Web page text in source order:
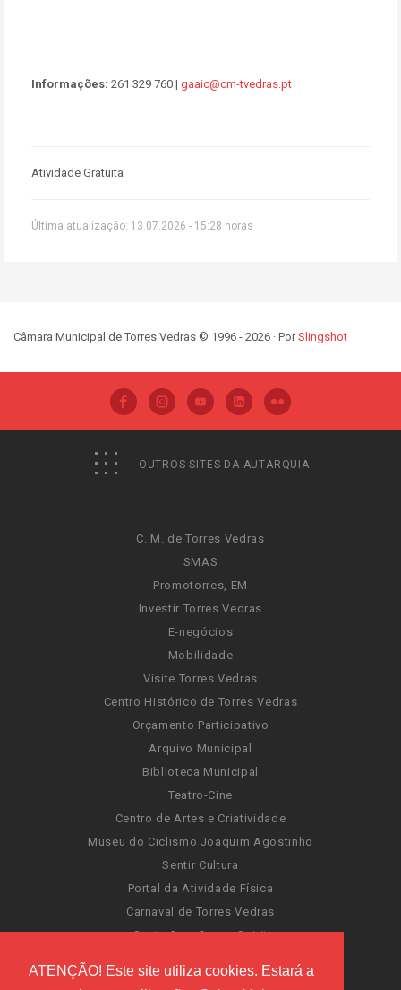
ATENÇÃO! Este site utiliza cookies. Estará a
Informações: 261 329 760 | gaaic@cm-tvedras.pt
Atividade Gratuita
Última atualização: 13.07.2026 - 15:28 horas
Câmara Municipal de Torres Vedras © 1996 - 2026 · PorSlingshot
OUTROS SITES DA AUTARQUIA
C. M. de Torres Vedras
SMAS
Promotorres, EM
Investir Torres Vedras
E-negócios
Mobilidade
Visite Torres Vedras
Centro Histórico de Torres Vedras
Orçamento Participativo
Arquivo Municipal
Biblioteca Municipal
Teatro-Cine
Centro de Artes e Criatividade
Museu do Ciclismo Joaquim Agostinho
Sentir Cultura
Portal da Atividade Física
Carnaval de Torres Vedras
Santa Cruz Ocean Spirit